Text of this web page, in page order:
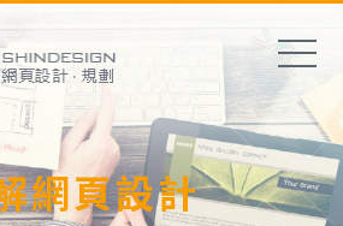
網頁設計